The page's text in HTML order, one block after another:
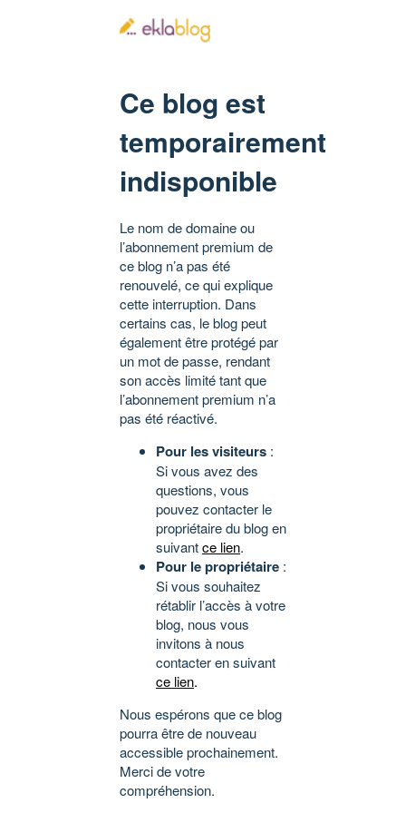
Ce blog est
temporairement
indisponible
Le nom de domaine ou
l’abonnement premium de
ce blog n’a pas été
renouvelé, ce qui explique
cette interruption. Dans
certains cas, le blog peut
également être protégé par
un mot de passe, rendant
son accès limité tant que
l’abonnement premium n’a
pas été réactivé.
Pour les visiteurs :
Si vous avez des
questions, vous
pouvez contacter le
propriétaire du blog en
suivantce lien.
Pour le propriétaire :
Si vous souhaitez
rétablir l’accès à votre
blog, nous vous
invitons à nous
contacter en suivant
ce lien.
Nous espérons que ce blog
pourra être de nouveau
accessible prochainement.
Merci de votre
compréhension.